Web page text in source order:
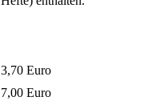
3,70 Euro
7,00 Euro